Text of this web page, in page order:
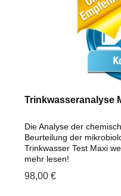
Trinkwasseranalyse
Die Analyse der
Beurteilung der
Trinkwasser Test Maxi
mehr lesen!
98,00 €